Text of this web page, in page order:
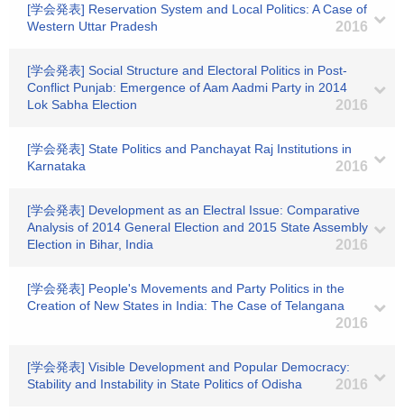
[学会発表] Reservation System and Local Politics: A Case of
Western Uttar Pradesh
2016
[学会発表] Social Structure and Electoral Politics in Post-
Conflict Punjab: Emergence of Aam Aadmi Party in 2014
Lok Sabha Election
2016
[学会発表] State Politics and Panchayat Raj Institutions in
Karnataka
2016
[学会発表] Development as an Electral Issue: Comparative
Analysis of 2014 General Election and 2015 State Assembly
Election in Bihar, India
2016
[学会発表] People's Movements and Party Politics in the
Creation of New States in India: The Case of Telangana
2016
[学会発表] Visible Development and Popular Democracy:
Stability and Instability in State Politics of Odisha
2016